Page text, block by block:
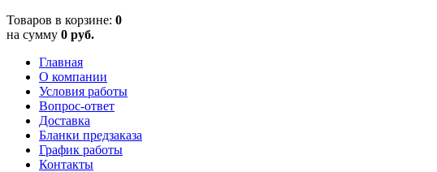
Товаров в корзине: 0
на сумму 0 руб.
Главная
О компании
Условия работы
Вопрос-ответ
Доставка
Бланки предзаказа
График работы
Контакты